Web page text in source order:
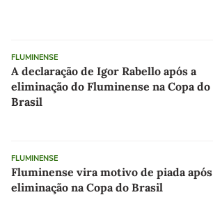
FLUMINENSE
A declaração de Igor Rabello após a
eliminação do Fluminense na Copa do
Brasil
FLUMINENSE
Fluminense vira motivo de piada após
eliminação na Copa do Brasil